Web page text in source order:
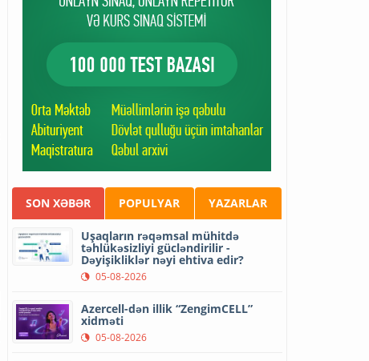
SON XƏBƏR POPULYAR YAZARLAR
Uşaqların rəqəmsal mühitdə
təhlükəsizliyi gücləndirilir -
Dəyişikliklər nəyi ehtiva edir?
05-08-2026
Azercell-dən illik “ZengimCELL”
xidməti
05-08-2026